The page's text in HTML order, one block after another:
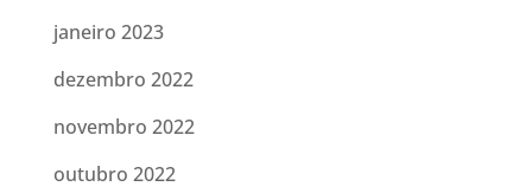
janeiro 2023
dezembro 2022
novembro 2022
outubro 2022